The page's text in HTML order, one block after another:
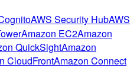
AWS Security HubAWS
Amazon EC2Amazon
QuickSightAmazon
CloudFrontAmazon Connect